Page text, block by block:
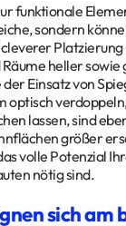
funktionale
sondern
Platzierung
heller
Einsatz von
optisch
lassen, sind
größer
volle Potenzial
nötig sind.
sich am